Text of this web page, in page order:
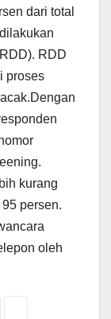
dari total
RDD
proses
kurang
persen.
oleh